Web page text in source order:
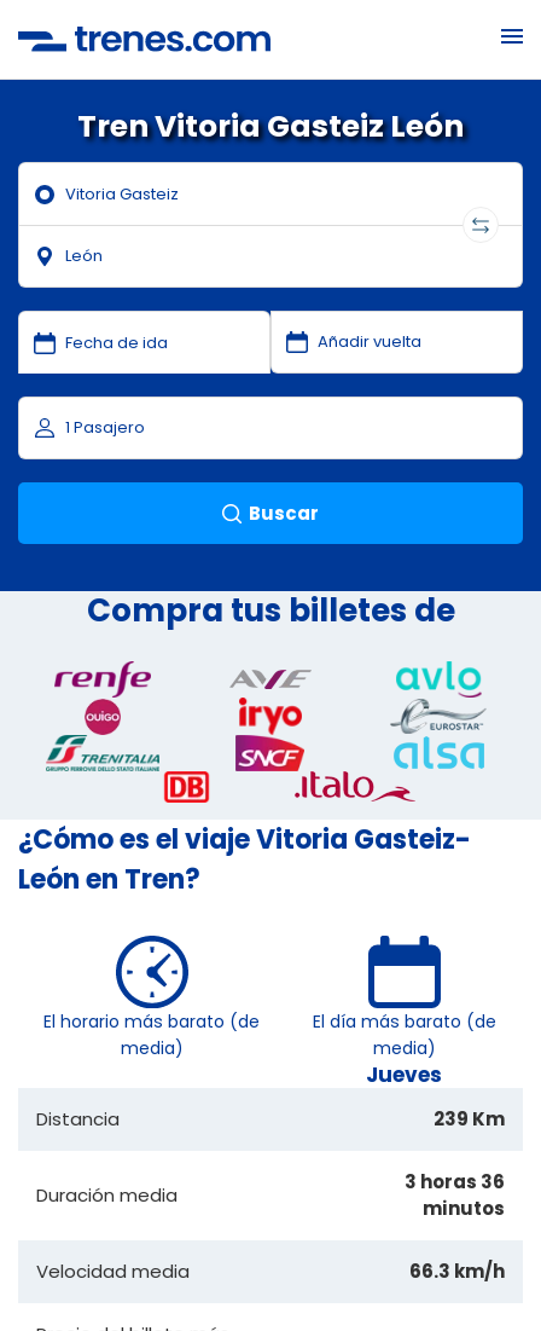
Tren Vitoria Gasteiz León
Buscar
Compra tus billetes de
¿Cómo es el viaje Vitoria Gasteiz-
León en Tren?
El horario más barato (de
media)
El día más barato (de
media)
Jueves
Distancia 239 Km
Duración media
3 horas 36
minutos
Velocidad media 66.3 km/h